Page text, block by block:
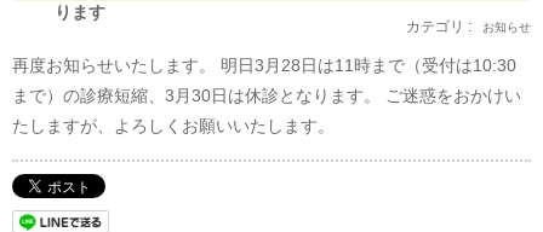
ります
カテゴリ : お知らせ
再度お知らせいたします。 明日3月28日は11時まで（受付は10:30
まで）の診療短縮、3月30日は休診となります。 ご迷惑をおかけい
たしますが、よろしくお願いいたします。